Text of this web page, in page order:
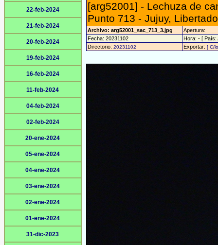
22-feb-2024
21-feb-2024
20-feb-2024
19-feb-2024
16-feb-2024
11-feb-2024
04-feb-2024
02-feb-2024
20-ene-2024
05-ene-2024
04-ene-2024
03-ene-2024
02-ene-2024
01-ene-2024
31-dic-2023
[arg52001] - Lechuza de
Punto 713 - Jujuy,
Archivo: arg52001_sac_713_3.jpg
Apertura:
Fecha: 20231102
Hora: - [ País:
Directorio: 20231102 Exportar: [ C/